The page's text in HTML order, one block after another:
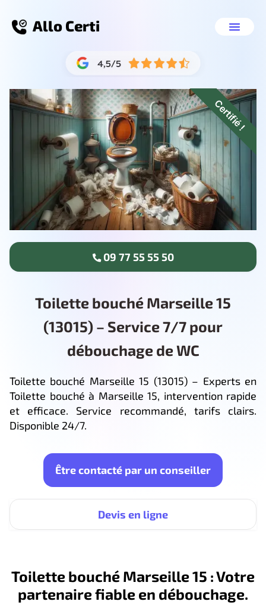
Allo Certi
Toilette bouché Marseille 15
(13015) – Service 7/7 pour
débouchage de WC
Toilette bouché Marseille 15 (13015) – Experts en
Toilette bouché à Marseille 15, intervention rapide
et efficace. Service recommandé, tarifs clairs.
Disponible 24/7.
Être contacté par un conseiller
Devis en ligne
Certifié !
09 77 55 55 50
Toilette bouché Marseille 15 : Votre
partenaire fiable en débouchage.